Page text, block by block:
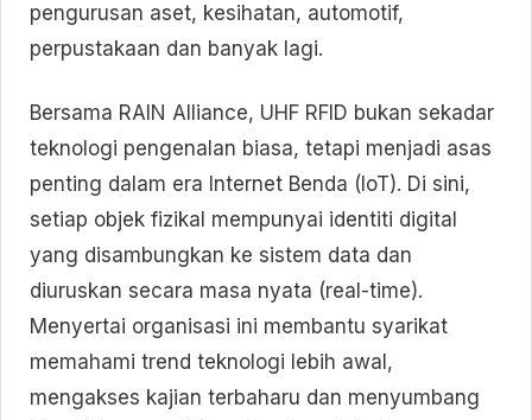
pengurusan aset, kesihatan, automotif,
perpustakaan dan banyak lagi.
Bersama RAIN Alliance, UHF RFID bukan sekadar
teknologi pengenalan biasa, tetapi menjadi asas
penting dalam era Internet Benda (IoT). Di sini,
setiap objek fizikal mempunyai identiti digital
yang disambungkan ke sistem data dan
diuruskan secara masa nyata (real-time).
Menyertai organisasi ini membantu syarikat
memahami trend teknologi lebih awal,
mengakses kajian terbaharu dan menyumbang